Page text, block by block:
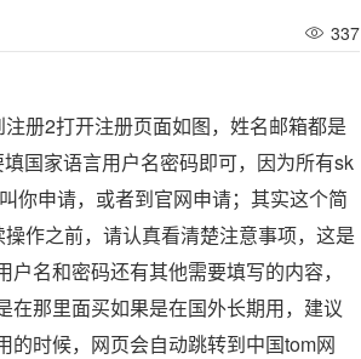
337
册2打开注册页面如图，姓名邮箱都是
国家语言用户名密码即可，因为所有sk
你申请，或者到官网申请；其实这个简
作之前，请认真看清楚注意事项，这是
名和密码还有其他需要填写的内容，
那里面买如果是在国外长期用，建议
时候，网页会自动跳转到中国tom网